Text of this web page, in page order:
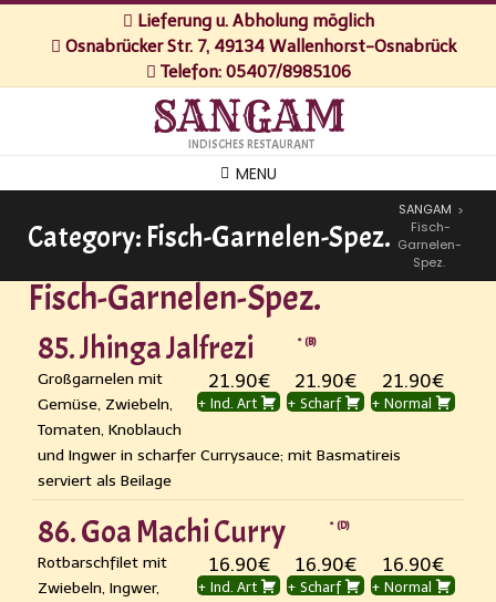
Lieferung u. Abholung möglich
Osnabrücker Str. 7, 49134 Wallenhorst-Osnabrück
Telefon: 05407/8985106
SANGAM
INDISCHES RESTAURANT
MENU
Category: Fisch-Garnelen-Spez.
SANGAM >
Fisch-
Garnelen-
Spez.
Fisch-Garnelen-Spez.
85. Jhinga Jalfrezi B
21.90€
+ Ind. Art
21.90€
+ Scharf
21.90€
+ Normal
Großgarnelen mit
Gemüse, Zwiebeln,
Tomaten, Knoblauch
und Ingwer in scharfer Currysauce; mit Basmatireis
serviert als Beilage
86. Goa Machi Curry D
16.90€
+ Ind. Art
16.90€
+ Scharf
16.90€
+ Normal
Rotbarschfilet mit
Zwiebeln, Ingwer,